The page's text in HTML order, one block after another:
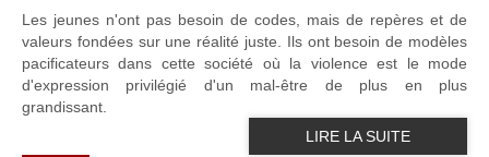
Les jeunes n'ont pas besoin de codes, mais de repères et de
valeurs fondées sur une réalité juste. Ils ont besoin de modèles
pacificateurs dans cette société où la violence est le mode
d'expression privilégié d'un mal-être de plus en plus
grandissant.
LIRE LA SUITE